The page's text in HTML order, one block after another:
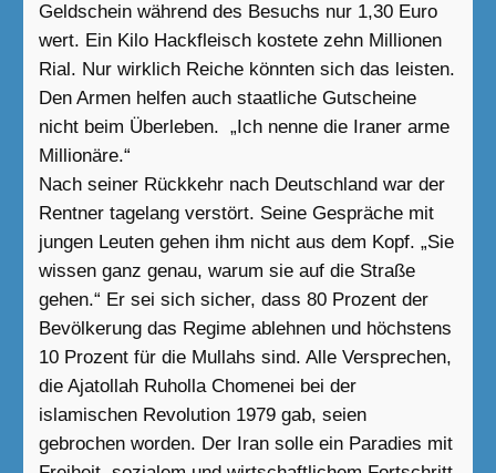
Geldschein während des Besuchs nur 1,30 Euro
wert. Ein Kilo Hackfleisch kostete zehn Millionen
Rial. Nur wirklich Reiche könnten sich das leisten.
Den Armen helfen auch staatliche Gutscheine
nicht beim Überleben. „Ich nenne die Iraner arme
Millionäre.“
Nach seiner Rückkehr nach Deutschland war der
Rentner tagelang verstört. Seine Gespräche mit
jungen Leuten gehen ihm nicht aus dem Kopf. „Sie
wissen ganz genau, warum sie auf die Straße
gehen.“ Er sei sich sicher, dass 80 Prozent der
Bevölkerung das Regime ablehnen und höchstens
10 Prozent für die Mullahs sind. Alle Versprechen,
die Ajatollah Ruholla Chomenei bei der
islamischen Revolution 1979 gab, seien
gebrochen worden. Der Iran solle ein Paradies mit